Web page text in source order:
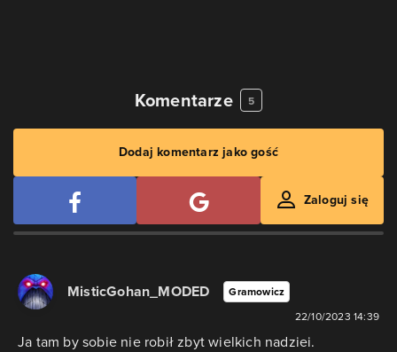
Komentarze 5
Dodaj komentarz jako gość
Zaloguj się
MisticGohan_MODED Gramowicz
22/10/2023 14:39
Ja tam by sobie nie robił zbyt wielkich nadziei.